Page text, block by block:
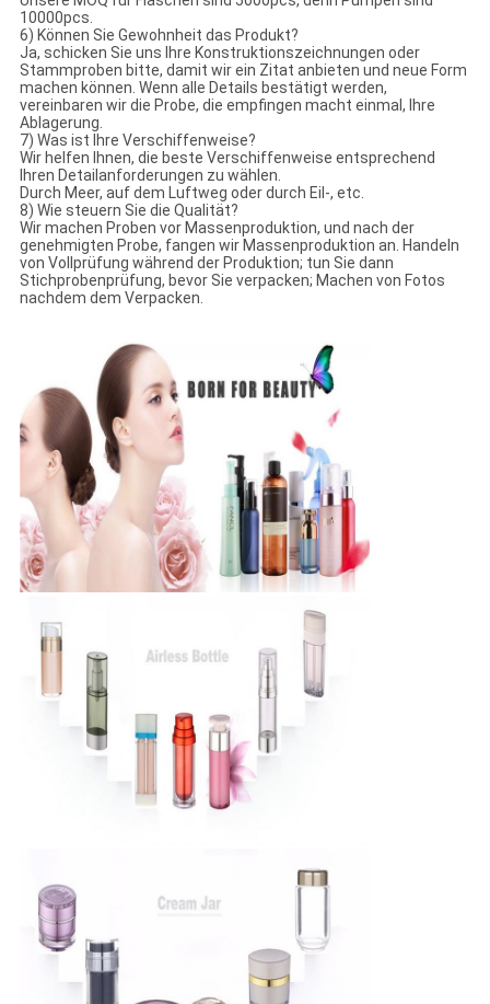
10000pcs.
6) Können Sie Gewohnheit das Produkt?
Ja, schicken Sie uns Ihre Konstruktionszeichnungen oder
Stammproben bitte, damit wir ein Zitat anbieten und neue Form
machen können. Wenn alle Details bestätigt werden,
vereinbaren wir die Probe, die empfingen macht einmal, Ihre
Ablagerung.
7) Was ist Ihre Verschiffenweise?
Wir helfen Ihnen, die beste Verschiffenweise entsprechend
Ihren Detailanforderungen zu wählen.
Durch Meer, auf dem Luftweg oder durch Eil-, etc.
8) Wie steuern Sie die Qualität?
Wir machen Proben vor Massenproduktion, und nach der
genehmigten Probe, fangen wir Massenproduktion an. Handeln
von Vollprüfung während der Produktion; tun Sie dann
Stichprobenprüfung, bevor Sie verpacken; Machen von Fotos
nachdem dem Verpacken.